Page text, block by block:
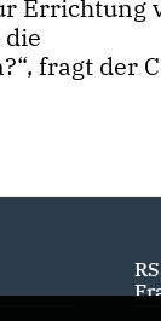
Errichtung
fragt der